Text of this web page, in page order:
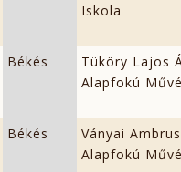
Iskola
Békés
Tüköry Lajos
Alapfokú
Békés
Ványai
Alapfokú